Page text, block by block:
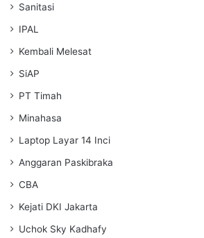
Sanitasi
IPAL
Kembali Melesat
SiAP
PT Timah
Minahasa
Laptop Layar 14 Inci
Anggaran Paskibraka
CBA
Kejati DKI Jakarta
Uchok Sky Kadhafy